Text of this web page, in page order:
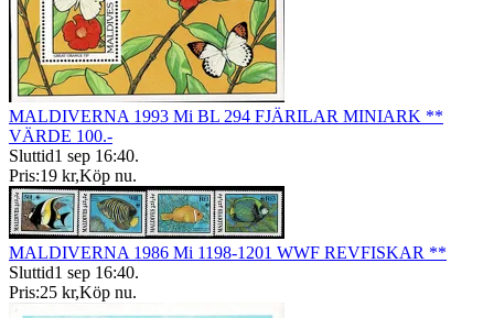
MALDIVERNA 1993 Mi BL 294 FJÄRILAR MINIARK **
VÄRDE 100.-
Sluttid1 sep 16:40.
Pris:19 kr,Köp nu.
MALDIVERNA 1986 Mi 1198-1201 WWF REVFISKAR **
Sluttid1 sep 16:40.
Pris:25 kr,Köp nu.